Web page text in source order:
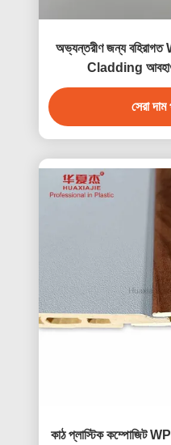
অভ্যন্তরীণ জন্য বহিরাগত
Cladding
সেরা দাম
কাঠ প্লাস্টিক কম্পোজিট